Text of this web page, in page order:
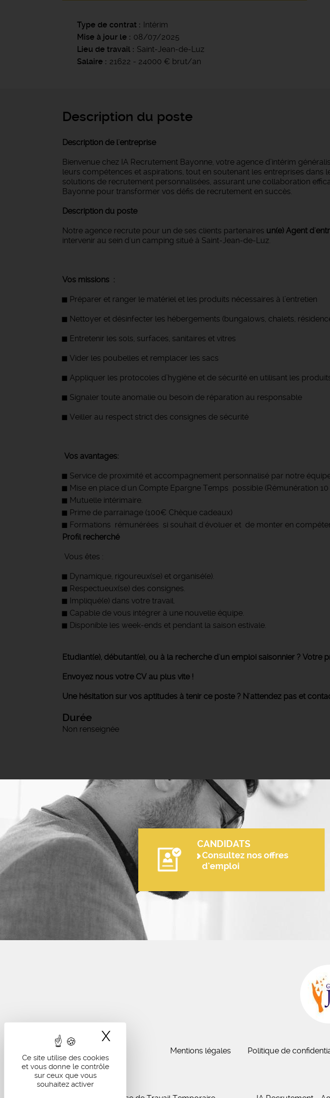
Ce site utilise des cookies
et vous donne le contrôle
sur ceux que vous
souhaitez activer
X
Type de contrat
Intérim
Mise à jour le
08/07/2025
Lieu de travail
Saint-Jean-de-Luz
Salaire
21622 - 24000 € brut/an
Description du poste
Description de l'entreprise
Bienvenue chez IA Recrutement Bayonne, votre agence d’intérim
leurs compétences et aspirations, tout en soutenant les entreprises
solutions de recrutement personnalisées, assurant une collaboration
Bayonne pour transformer vos défis de recrutement en succès.
Description du poste
Notre agence recrute pour un de ses clients partenaires un(e) Agent
intervenir au sein d'un camping situé à Saint-Jean-de-Luz.
Vos missions :
Préparer et ranger le matériel et les produits nécessaires à l’entretien
Nettoyer et désinfecter les hébergements (bungalows, chalets,
Entretenir les sols, surfaces, sanitaires et vitres
Vider les poubelles et remplacer les sacs
Appliquer les protocoles d’hygiène et de sécurité en utilisant les
Signaler toute anomalie ou besoin de réparation au responsable
Veiller au respect strict des consignes de sécurité
Vos avantages:
Service de proximité et accompagnement personnalisé par notre
Mise en place d'un Compte Epargne Temps possible (Rémunération
Mutuelle intérimaire.
Prime de parrainage (100€ Chèque cadeaux)
Formations rémunérées si souhait d'évoluer et de monter en
Profil recherché
Vous êtes :
Dynamique, rigoureux(se) et organisé(e).
Respectueux(se) des consignes.
Impliqué(e) dans votre travail.
Capable de vous intégrer à une nouvelle équipe.
Disponible les week-ends et pendant la saison estivale.
Etudiant(e), débutant(e), ou à la recherche d'un emploi saisonnier ? Votre
Envoyez nous votre CV au plus vite !
Une hésitation sur vos aptitudes à tenir ce poste ? N'attendez pas et
Durée
Non renseignée
CANDIDATS
Consultez nos offres
d'emploi
Mentions légales Politique de